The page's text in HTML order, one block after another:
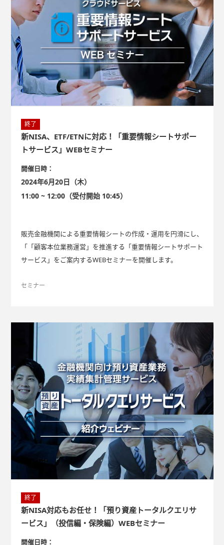
終了
新NISA、ETF/ETNに対応！「重要情報シートサポー
トサービス」WEBセミナー
開催日時：
2024年6月20日（木）
11:00 ~ 12:00（受付開始 10:45）
販売金融機関による重要情報シートの作成・運用を円滑にし、
「「顧客本位業務運営」を推進する「重要情報シートサポート
サービス」をご案内するWEBセミナーを開催します。
セミナー
終了
新NISA対応もお任せ！「預り資産トータルクエリサ
ービス」（投信編・保険編）WEBセミナー
開催日時：